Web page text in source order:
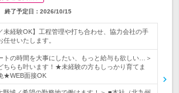
終了予定日： 2026/10/15
未経験OK】工程管理や打ち合わせ、協力会社の手
任せいたします。
トの時間を大事にしたい、もっと給与も欲しい…＞
ちらも叶います！★未経験の方もしっかり育てま
★WEB面接OK